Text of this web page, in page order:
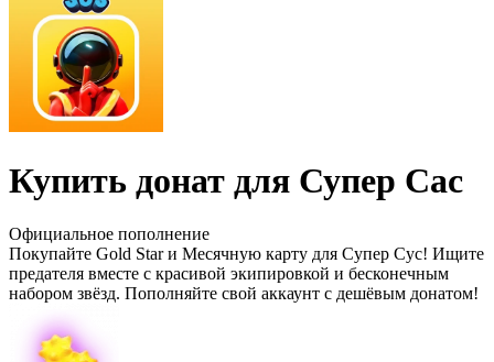
Купить донат для Супер Сас
Официальное пополнение
Покупайте Gold Star и Месячную карту для Супер Сус! Ищите
предателя вместе с красивой экипировкой и бесконечным
набором звёзд. Пополняйте свой аккаунт с дешёвым донатом!